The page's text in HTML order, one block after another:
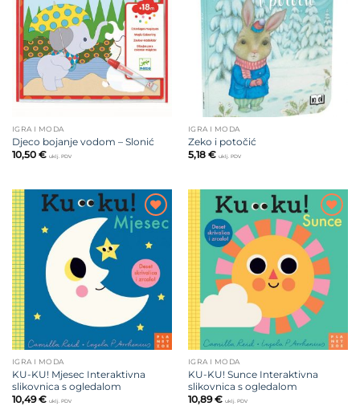
na listu
želja
IGRA I MODA
Djeco bojanje vodom – Slonić
10,50 € uklj. PDV
na listu
želja
IGRA I MODA
Zeko i potočić
5,18 € uklj. PDV
Dodajte
želja
IGRA I MODA
KU-KU! Mjesec Interaktivna
slikovnica s ogledalom
10,49€ uklj. PDV
Dodajte
na listu
želja
IGRA I MODA
KU-KU! Sunce Interaktivna
slikovnica s ogledalom
10,89€ uklj. PDV